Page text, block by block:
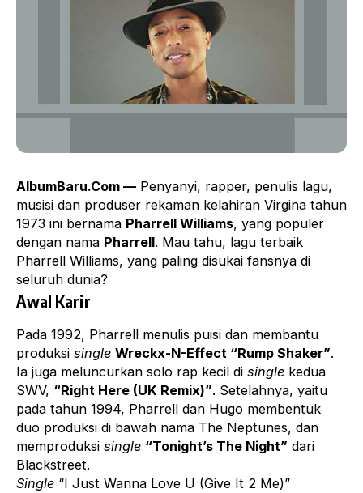
AlbumBaru.Com — Penyanyi, rapper, penulis lagu,
musisi dan produser rekaman kelahiran Virgina tahun
1973 ini bernama Pharrell Williams, yang populer
dengan nama Pharrell. Mau tahu, lagu terbaik
Pharrell Williams, yang paling disukai fansnya di
seluruh dunia?
Awal Karir
Pada 1992, Pharrell menulis puisi dan membantu
produksi single Wreckx-N-Effect “Rump Shaker”.
Ia juga meluncurkan solo rap kecil di single kedua
SWV, “Right Here (UK Remix)”. Setelahnya, yaitu
pada tahun 1994, Pharrell dan Hugo membentuk
duo produksi di bawah nama The Neptunes, dan
memproduksi single “Tonight’s The Night” dari
Blackstreet.
Single “I Just Wanna Love U (Give It 2 Me)”